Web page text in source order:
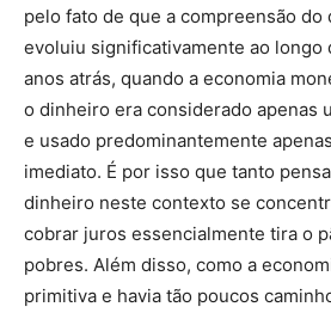
pelo fato de que a compreensão do
evoluiu significativamente ao longo
anos atrás, quando a economia
o dinheiro era considerado apenas
e usado predominantemente
imediato. É por isso que tanto
dinheiro neste contexto se
cobrar juros essencialmente tira o
pobres. Além disso, como a
primitiva e havia tão poucos